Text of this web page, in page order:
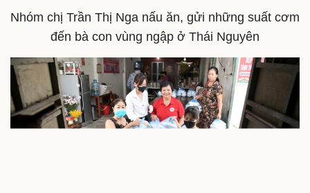
Nhóm chị Trần Thị Nga nấu ăn, gửi những suất cơm
đến bà con vùng ngập ở Thái Nguyên